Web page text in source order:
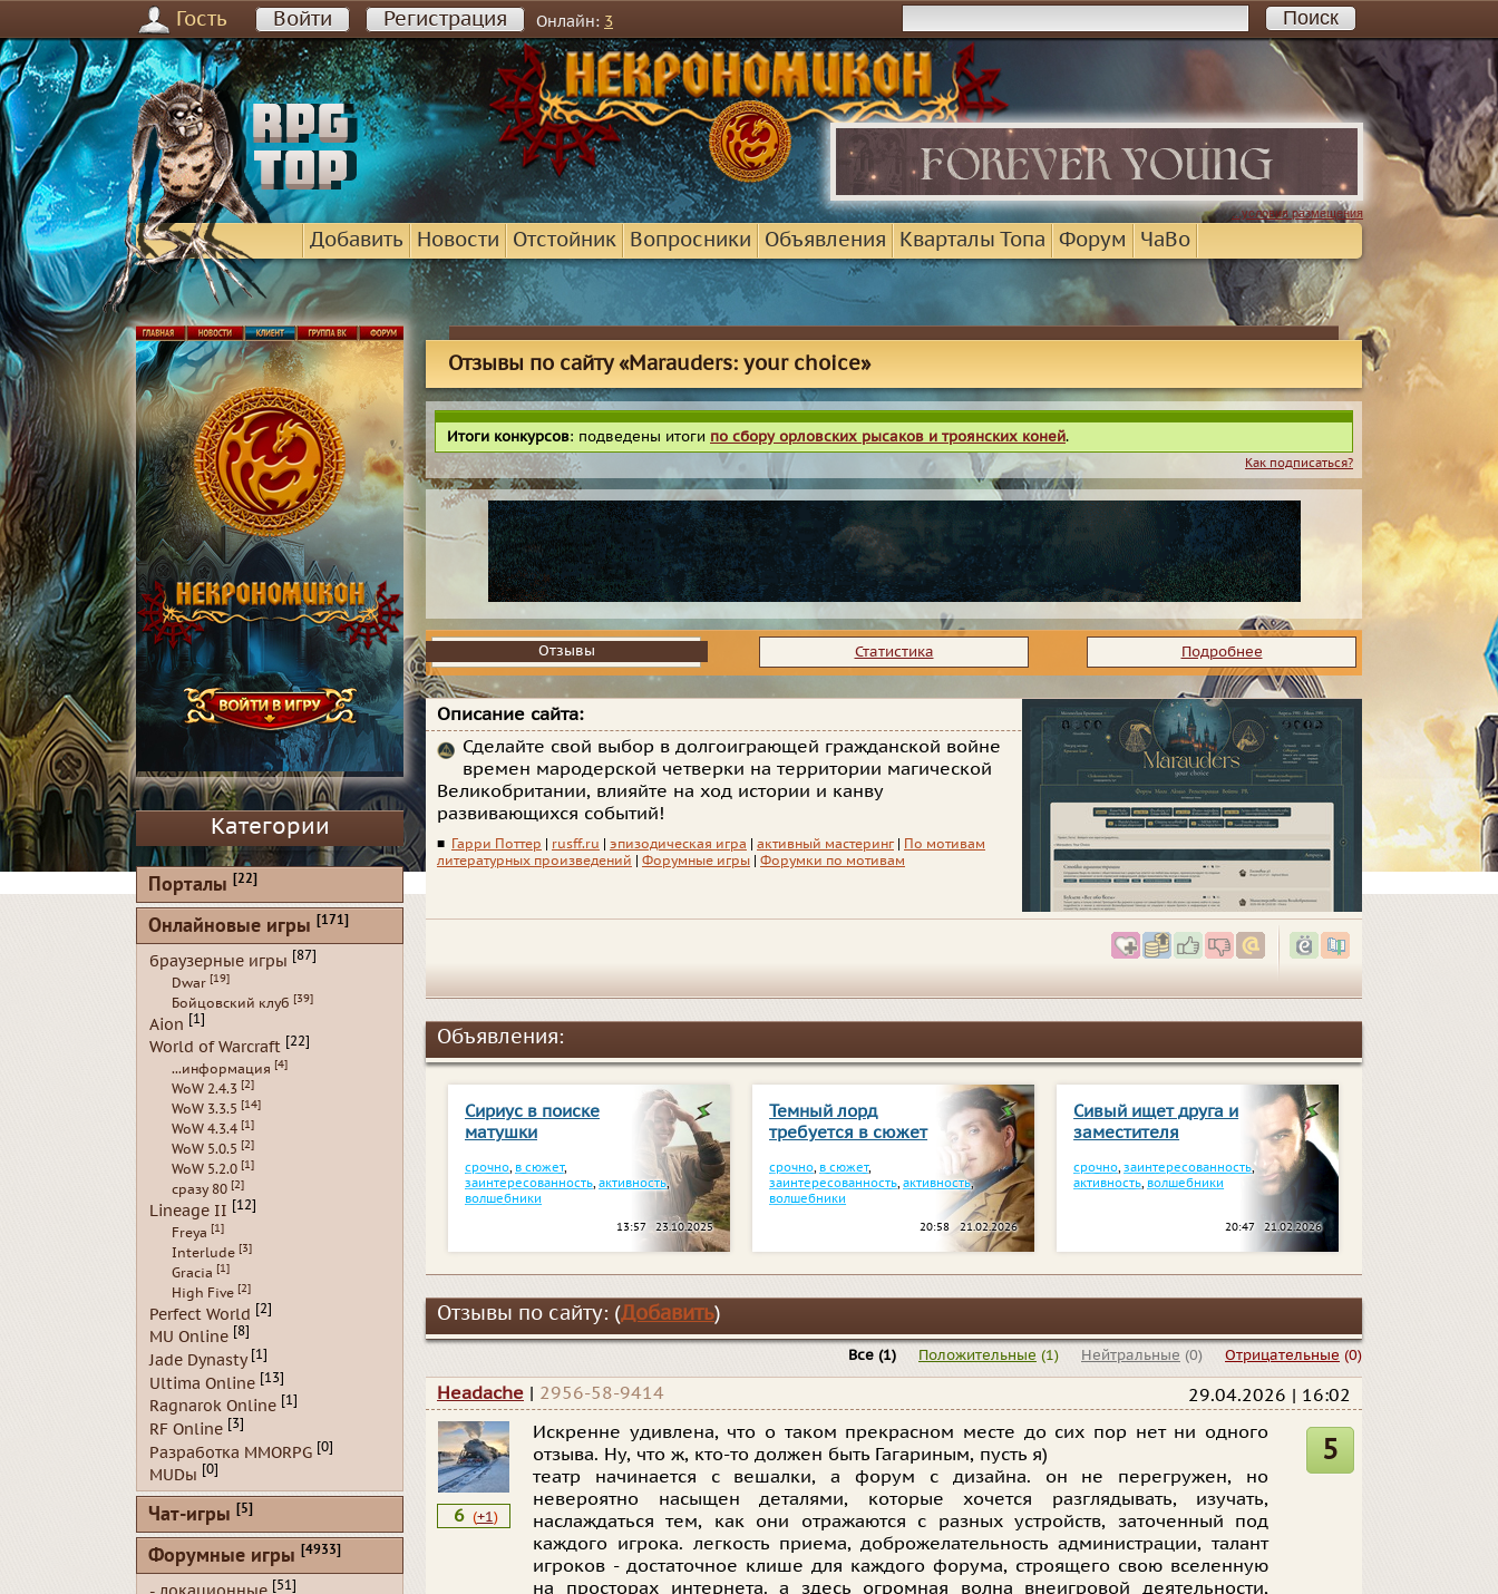
Гость Войти Регистрация Онлайн: 3
Добавить Новости Отстойник Вопросники Объявления Кварталы Топа Форум ЧаВо
...условия размещения
Отзывы по сайту «Marauders: your choice»
Итоги конкурсов: подведены итоги по сбору орловских рысаков и троянских коней.
Как подписаться?
Отзывы
Отзывы Статистика Подробнее
Описание сайта:
Сделайте свой выбор в долгоиграющей гражданской войне
времен мародерской четверки на территории магической
Великобритании, влияйте на ход истории и канву
развивающихся событий!
■ Гарри Поттер rusff.ru эпизодическая игра активный мастеринг
По мотивам
литературных произведений
Форумные игры Форумки по мотивам
Объявления:
Сириус в поиске
матушки
срочно, в сюжет,
заинтересованность, активность,
волшебники
13:57 23.10.2025
Темный лорд
требуется в сюжет
срочно, в сюжет,
заинтересованность,активность,
волшебники
20:58 21.02.2026
Сивый ищет друга и
заместителя
срочно,заинтересованность,
активность, волшебники
20:47 21.02.2026
Отзывы по сайту: (Добавить)
Отрицательные (0)
Нейтральные (0)
Положительные (1)
Все (1)
Headache | 2956-58-9414 29.04.2026 | 16:02
6 (+1)
Искренне удивлена, что о таком прекрасном месте до сих пор нет ни одного
отзыва. Ну, что ж, кто-то должен быть Гагариным, пусть я)
театр начинается с вешалки, а форум с дизайна. он не перегружен, но
невероятно насыщен деталями, которые хочется разглядывать, изучать,
наслаждаться тем, как они отражаются с разных устройств, заточенный под
каждого игрока. легкость приема, доброжелательность администрации, талант
игроков - достаточное клише для каждого форума, строящего свою вселенную
на просторах интернета. а здесь огромная волна внеигровой деятельности,
5
Категории
Порталы [22]
Онлайновые игры [171]
браузерные игры [87]
Dwar [19]
Бойцовский клуб [39]
Aion [1]
World of Warcraft [22]
...информация [4]
WoW 2.4.3 [2]
WoW 3.3.5 [14]
WoW 4.3.4 [1]
WoW 5.0.5 [2]
WoW 5.2.0 [1]
сразу 80 [2]
Lineage II [12]
Freya [1]
Interlude [3]
Gracia [1]
High Five [2]
Perfect World [2]
MU Online [8]
Jade Dynasty [1]
Ultima Online [13]
Ragnarok Online [1]
RF Online [3]
Разработка MMORPG [0]
MUDы [0]
Чат-игры [5]
Форумные игры [4933]
[51]